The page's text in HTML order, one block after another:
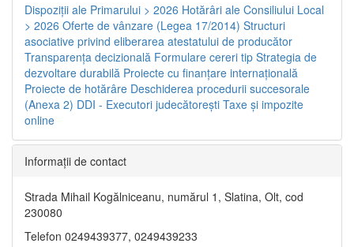
Dispoziţii ale Primarului > 2026 Hotărâri ale Consiliului Local
> 2026 Oferte de vânzare (Legea 17/2014) Structuri
asociative privind eliberarea atestatului de producător
Transparenţa decizională Formulare cereri tip Strategia de
dezvoltare durabilă Proiecte cu finanţare internaţională
Proiecte de hotărâre Deschiderea procedurii succesorale
(Anexa 2) DDI - Executori judecătorești Taxe şi impozite
online
Informaţii de contact
Strada Mihail Kogălniceanu, numărul 1, Slatina, Olt, cod
230080
Telefon 0249439377, 0249439233